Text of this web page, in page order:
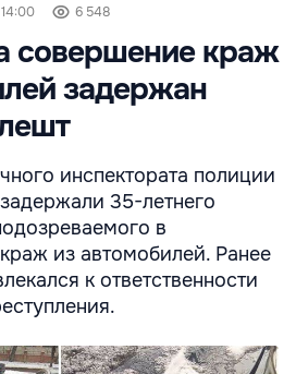
6 548
совершение краж
задержан
инспектората полиции
35-летнего
в
из автомобилей. Ранее
к ответственности